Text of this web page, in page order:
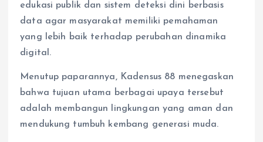
edukasi publik dan sistem deteksi dini berbasis
data agar masyarakat memiliki pemahaman
yang lebih baik terhadap perubahan dinamika
digital.
Menutup paparannya, Kadensus 88 menegaskan
bahwa tujuan utama berbagai upaya tersebut
adalah membangun lingkungan yang aman dan
mendukung tumbuh kembang generasi muda.